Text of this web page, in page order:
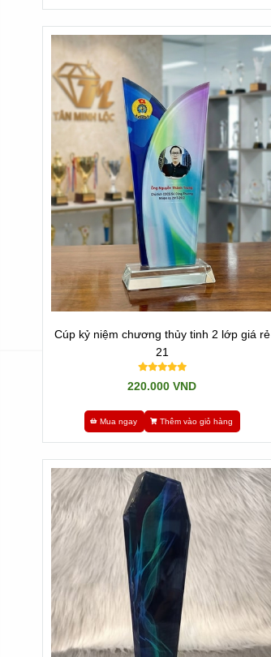
Cúp kỷ niệm chương thủy tinh 2 lớp giá rẻ
21
220.000 VND
Mua ngay Thêm vào giỏ hàng